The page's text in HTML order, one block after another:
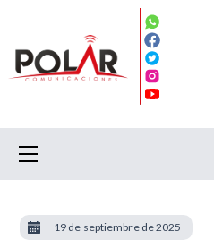
19 de septiembre de 2025